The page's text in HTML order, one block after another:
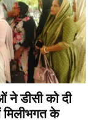
डीसी को दी
मिलीभगत के